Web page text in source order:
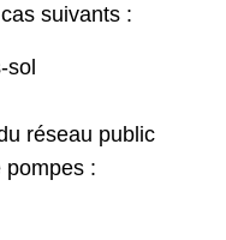
suivants :
sol
réseau public
pompes :